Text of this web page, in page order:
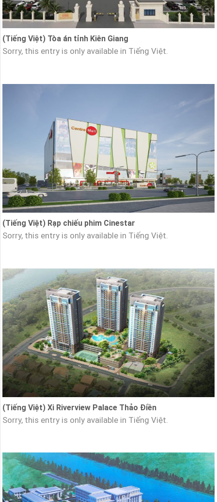
(Tiếng Việt) Tòa án tỉnh Kiên Giang
Sorry, this entry is only available in Tiếng Việt.
(Tiếng Việt) Rạp chiếu phim Cinestar
Sorry, this entry is only available in Tiếng Việt.
(Tiếng Việt) Xi Riverview Palace Thảo Điền
Sorry, this entry is only available in Tiếng Việt.